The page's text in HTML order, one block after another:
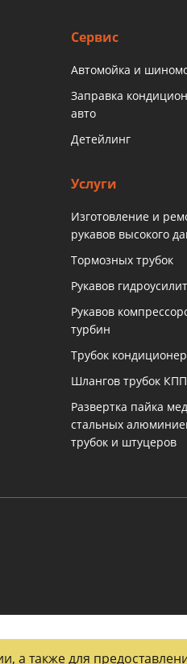
Сервис
Автомойка и
Заправка
авто
Детейлинг
Услуги
Изготовление и
рукавов высокого
Тормозных трубок
Рукавов
Рукавов
турбин
Трубок
Шлангов трубок
Развертка пайка
стальных
трубок и штуцеров
а также для